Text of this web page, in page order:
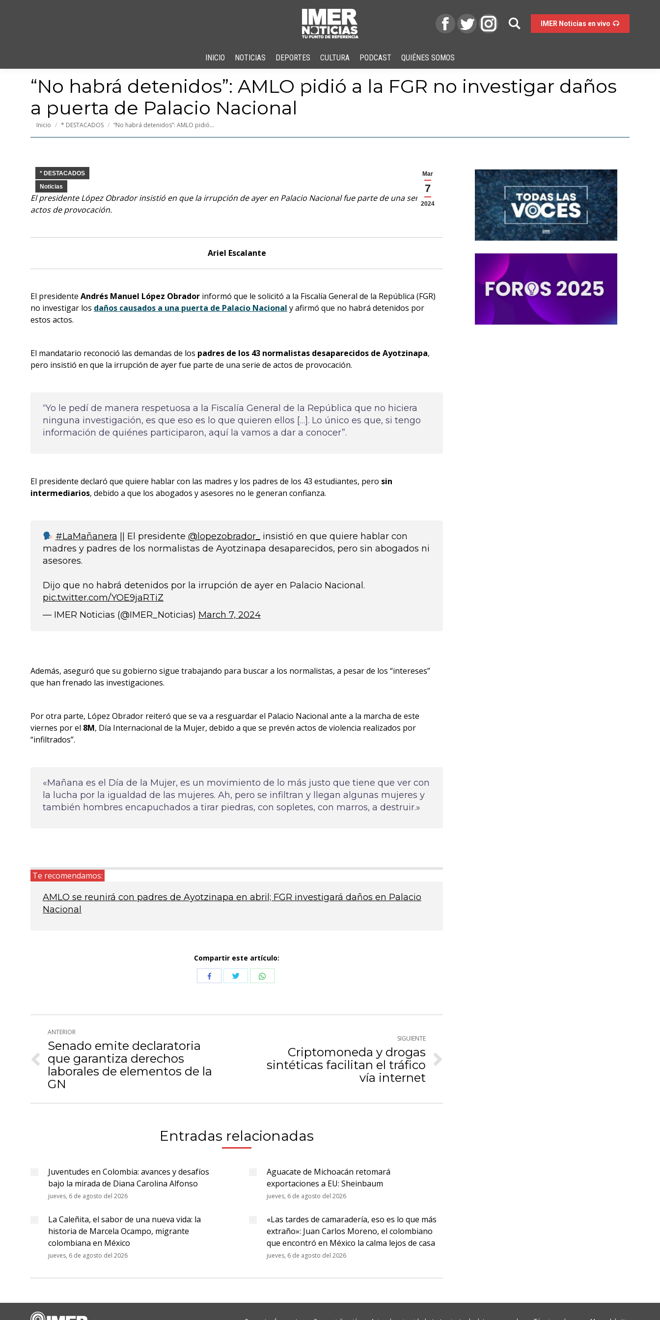
IMER Noticias en vivo
INICIO NOTICIAS DEPORTES CULTURA PODCAST QUIÉNES SOMOS
“No habrá detenidos”: AMLO pidió a la FGR no investigar daños
a puerta de Palacio Nacional
Estás aquí:
Inicio * DESTACADOS “No habrá detenidos”: AMLO pidió…
Mar
7
2024
* DESTACADOS
Noticias
El presidente López Obrador insistió en que la irrupción de ayer en Palacio Nacional fue parte de una serie de
actos de provocación.
Ariel Escalante
El presidente Andrés Manuel López Obrador informó que le solicitó a la Fiscalía General de la República (FGR)
no investigar los daños causados a una puerta de Palacio Nacional y afirmó que no habrá detenidos por
estos actos.
El mandatario reconoció las demandas de los padres de los 43 normalistas desaparecidos de Ayotzinapa,
pero insistió en que la irrupción de ayer fue parte de una serie de actos de provocación.
“Yo le pedí de manera respetuosa a la Fiscalía General de la República que no hiciera
ninguna investigación, es que eso es lo que quieren ellos […]. Lo único es que, si tengo
información de quiénes participaron, aquí la vamos a dar a conocer”.
El presidente declaró que quiere hablar con las madres y los padres de los 43 estudiantes, pero sin
intermediarios, debido a que los abogados y asesores no le generan confianza.
#LaMañanera || El presidente @lopezobrador_
insistió en que quiere hablar con
madres y padres de los normalistas de Ayotzinapa desaparecidos, pero sin abogados ni
asesores.
Dijo que no habrá detenidos por la irrupción de ayer en Palacio Nacional.
pic.twitter.com/YOE9jaRTiZ
— IMER Noticias (@IMER_Noticias) March 7, 2024
Además, aseguró que su gobierno sigue trabajando para buscar a los normalistas, a pesar de los “intereses”
que han frenado las investigaciones.
Por otra parte, López Obrador reiteró que se va a resguardar el Palacio Nacional ante a la marcha de este
viernes por el 8M, Día Internacional de la Mujer, debido a que se prevén actos de violencia realizados por
“infiltrados”.
«Mañana es el Día de la Mujer, es un movimiento de lo más justo que tiene que ver con
la lucha por la igualdad de las mujeres. Ah, pero se infiltran y llegan algunas mujeres y
también hombres encapuchados a tirar piedras, con sopletes, con marros, a destruir.»
Te recomendamos:
AMLO se reunirá con padres de Ayotzinapa en abril; FGR investigará daños en Palacio
Nacional
Compartir este artículo:
CompartirCompartirCompartir
Navegación
entre
publicaciones
ANTERIOR
Publicación
anterior:
Senado emite declaratoria
que garantiza derechos
laborales de elementos de la
GN
SIGUIENTE
Publicación
Criptomoneda y drogas
sintéticas facilitan el tráfico
vía internet
Entradas relacionadas
Juventudes en Colombia: avances y desafíos
bajo la mirada de Diana Carolina Alfonso
jueves, 6 de agosto del 2026
Aguacate de Michoacán retomará
exportaciones a EU: Sheinbaum
jueves, 6 de agosto del 2026
La Caleñita, el sabor de una nueva vida: la
historia de Marcela Ocampo, migrante
colombiana en México
jueves, 6 de agosto del 2026
«Las tardes de camaradería, eso es lo que más
extraño»: Juan Carlos Moreno, el colombiano
que encontró en México la calma lejos de casa
jueves, 6 de agosto del 2026